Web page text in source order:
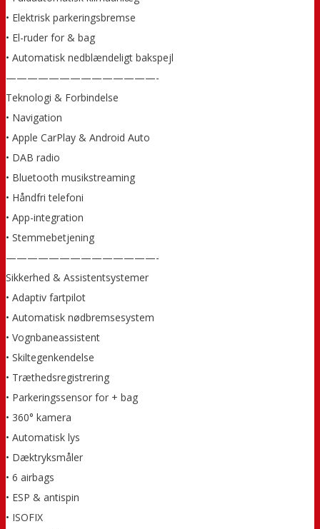
• Elektrisk parkeringsbremse
• El-ruder for & bag
• Automatisk nedblændeligt bakspejl
——————————————-
Teknologi & Forbindelse
• Navigation
• Apple CarPlay & Android Auto
• DAB radio
• Bluetooth musikstreaming
• Håndfri telefoni
• App-integration
• Stemmebetjening
——————————————-
Sikkerhed & Assistentsystemer
• Adaptiv fartpilot
• Automatisk nødbremsesystem
• Vognbaneassistent
• Skiltegenkendelse
• Træthedsregistrering
• Parkeringssensor for + bag
• 360° kamera
• Automatisk lys
• Dæktryksmåler
• 6 airbags
• ESP & antispin
• ISOFIX